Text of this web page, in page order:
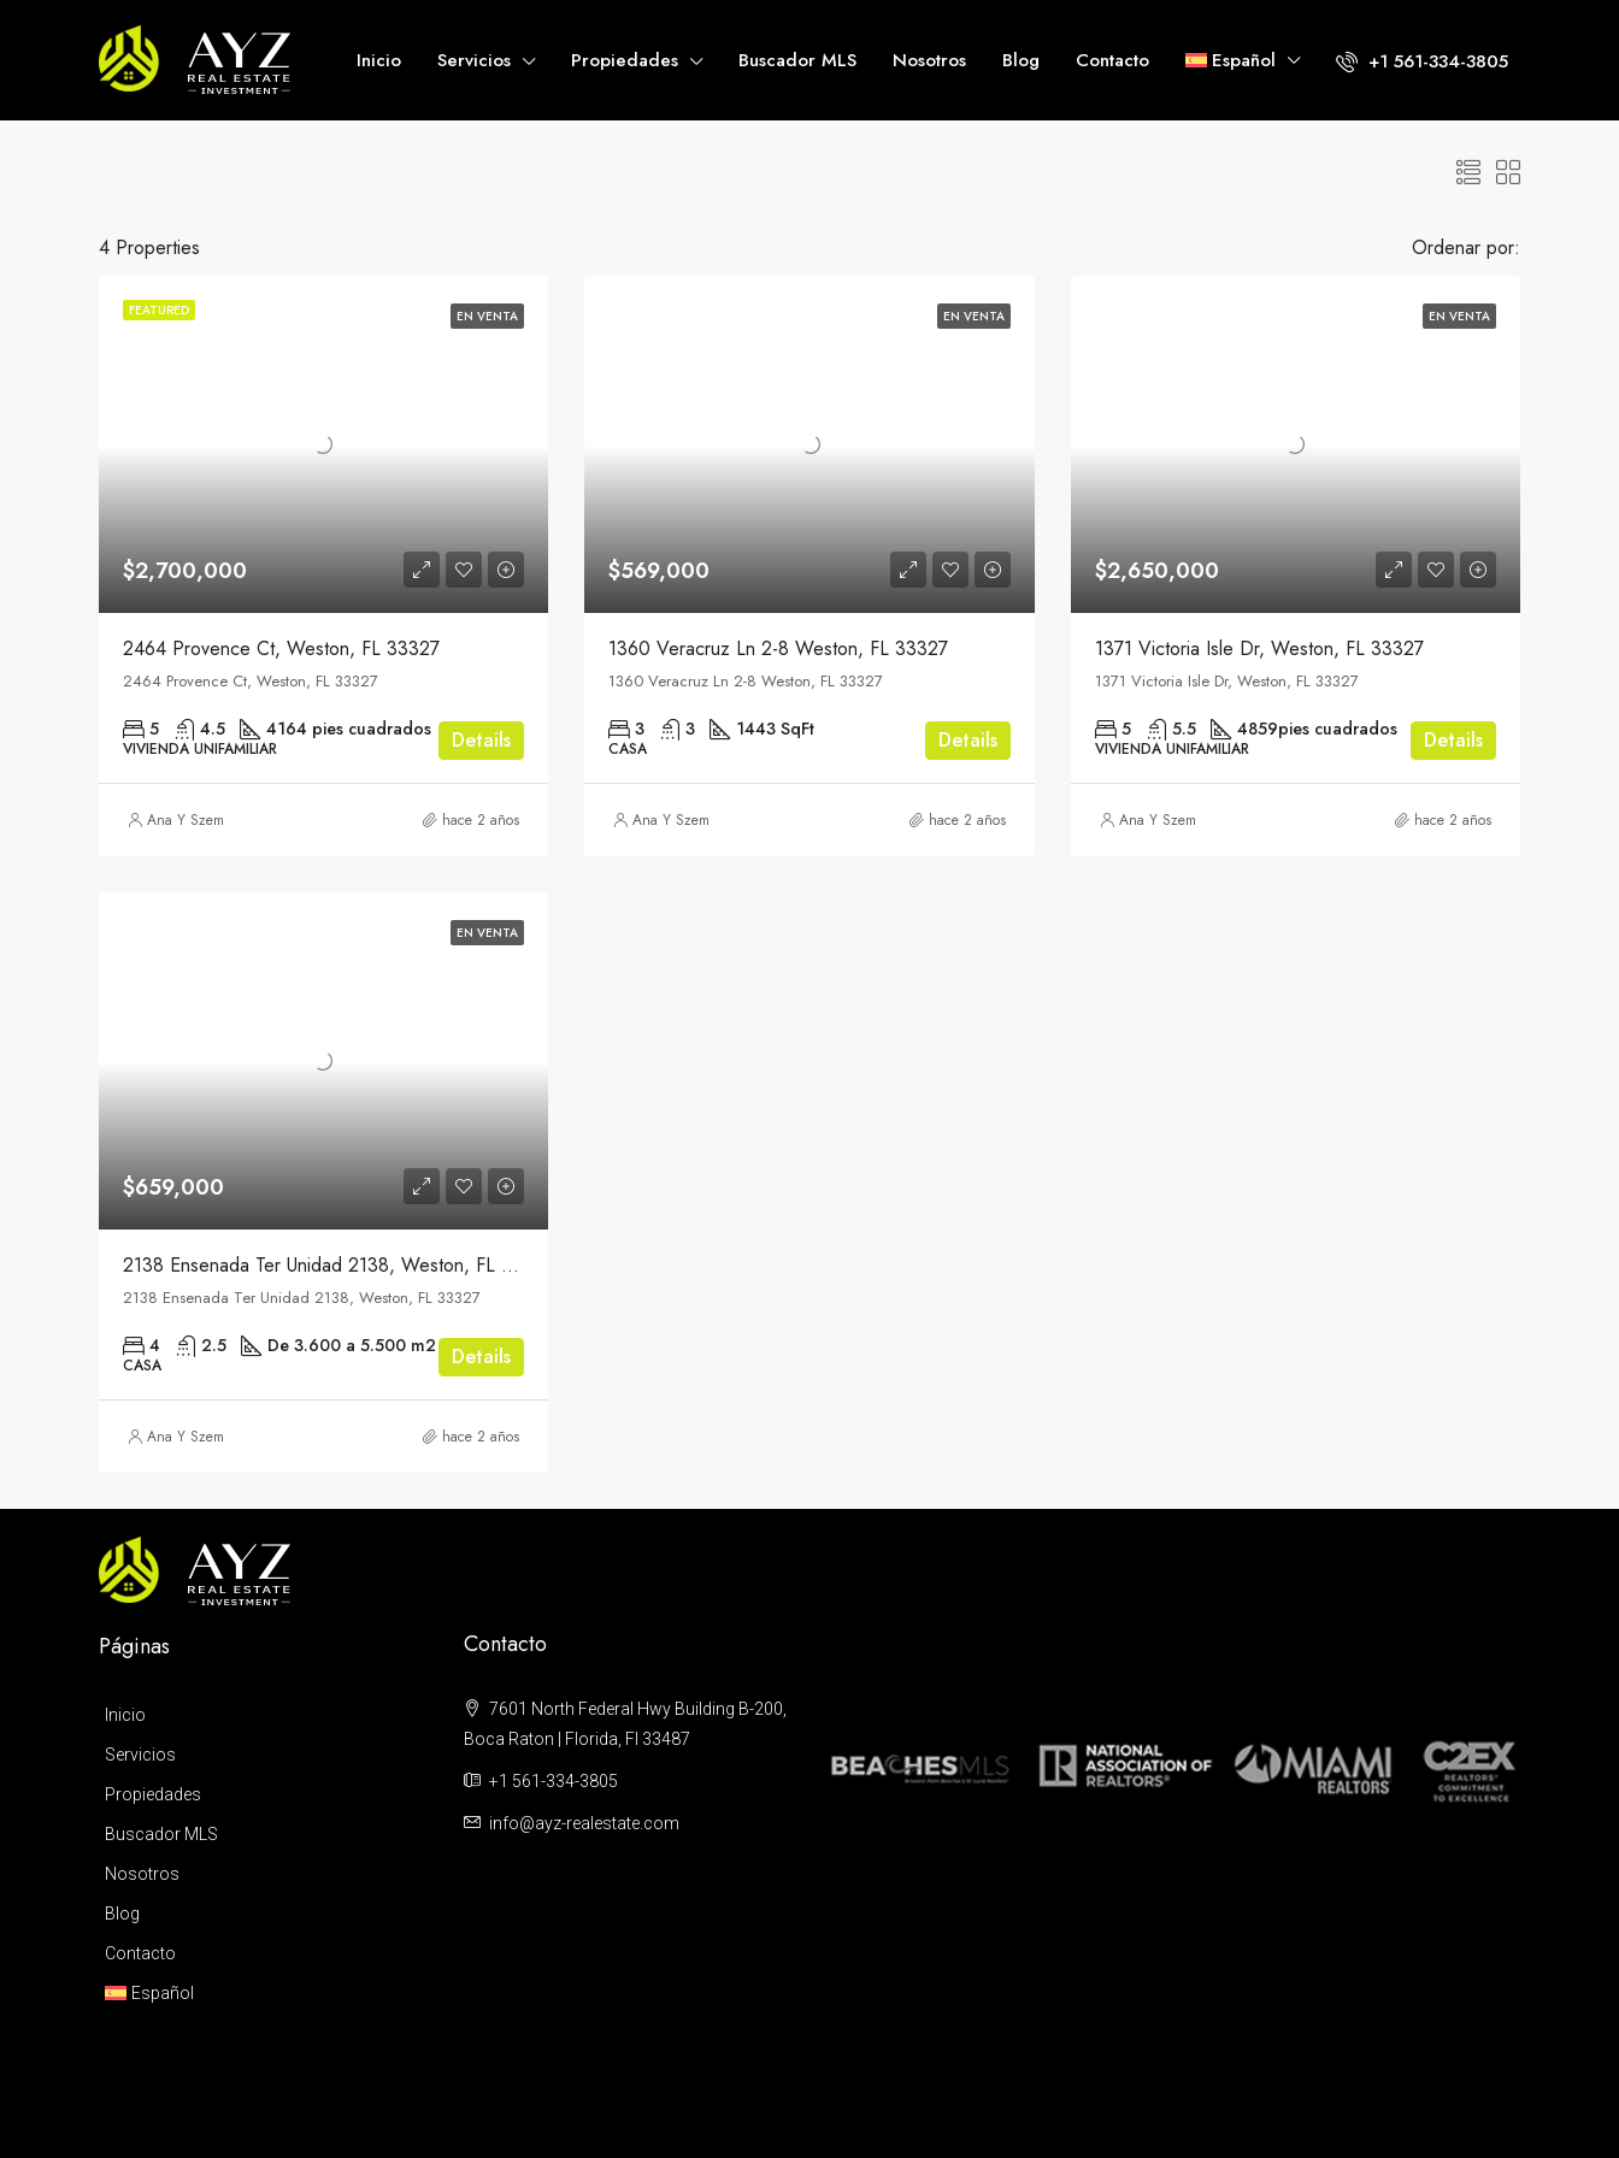
Inicio Servicios Propiedades Buscador MLS Nosotros Blog Contacto Español +1 561-334-3805
4 Properties Ordenar por:
FEATURED EN VENTA
$2,700,000
2464 Provence Ct, Weston, FL 33327
2464 Provence Ct, Weston, FL 33327
5 4.5 4164 pies cuadrados
VIVIENDA UNIFAMILIAR Details
Ana Y Szem hace 2 años
EN VENTA
$569,000
1360 Veracruz Ln 2-8 Weston, FL 33327
1360 Veracruz Ln 2-8 Weston, FL 33327
3 3 1443 SqFt
CASA Details
Ana Y Szem hace 2 años
EN VENTA
$2,650,000
1371 Victoria Isle Dr, Weston, FL 33327
1371 Victoria Isle Dr, Weston, FL 33327
5 5.5 4859pies cuadrados
VIVIENDA UNIFAMILIAR Details
Ana Y Szem hace 2 años
EN VENTA
$659,000
2138 Ensenada Ter Unidad 2138, Weston, FL 33327
2138 Ensenada Ter Unidad 2138, Weston, FL 33327
4 2.5 De 3.600 a 5.500 m2
CASA Details
Ana Y Szem hace 2 años
Páginas
Inicio
Servicios
Propiedades
Buscador MLS
Nosotros
Blog
Contacto
Español
Contacto
7601 North Federal Hwy Building B-200,
Boca Raton | Florida, Fl 33487
+1 561-334-3805
info@ayz-realestate.com